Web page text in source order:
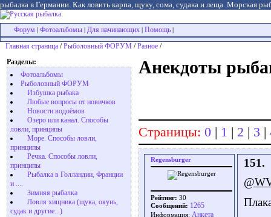
рыбалка в Германии. Как ловить карпа, щуку, сома, судака и леща. Морская
Форум Фотоальбомы Для начинающих Помощь
Главная страница /Рыболовный ФОРУМ /Разное /
Разделы:
Фотоальбомы
Рыболовный ФОРУМ
Избушка рыбака
Любые вопросы от новичков
Новости водоёмов
Озеро или канал. Способы
ловли, принципы
Море. Способы ловли,
принципы
Речка. Способы ловли,
принципы
Рыбалка в Голландии, Франции
и ....
Зимняя рыбалка
Ловля хищника (щука, окунь,
судак и другие...)
Анекдоты
Страницы: 0 | 1 | 2 | 3 |
Regensburger
Рейтинг: 30
Сообщений: 1265
Информация: Aнкета
151.